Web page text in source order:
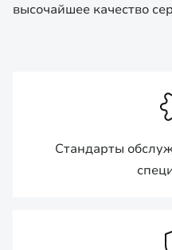
высочайшее качество
Стандарты